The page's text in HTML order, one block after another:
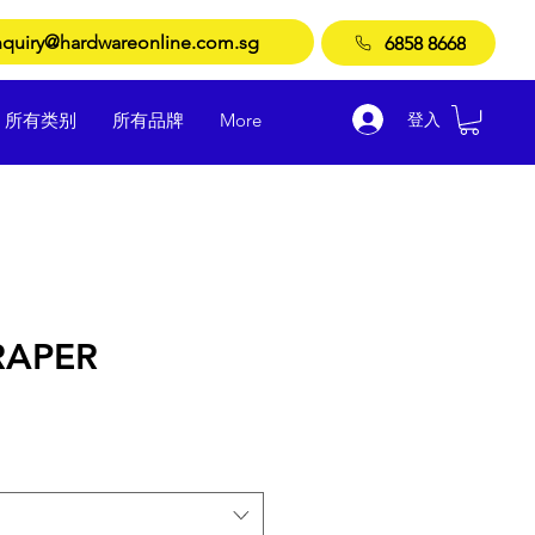
6858 8668
所有类别 所有品牌 More 登入